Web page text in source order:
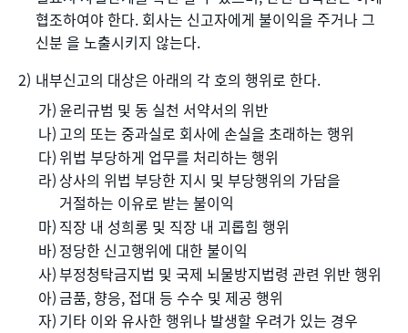
협조하여야 한다. 회사는 신고자에게 불이익을 주거나 그
신분 을 노출시키지 않는다.
내부신고의 대상은 아래의 각 호의 행위로 한다.
윤리규범 및 동 실천 서약서의 위반
고의 또는 중과실로 회사에 손실을 초래하는 행위
위법 부당하게 업무를 처리하는 행위
상사의 위법 부당한 지시 및 부당행위의 가담을
거절하는 이유로 받는 불이익
직장 내 성희롱 및 직장 내 괴롭힘 행위
정당한 신고행위에 대한 불이익
부정청탁금지법 및 국제 뇌물방지법령 관련 위반 행위
금품, 향응, 접대 등 수수 및 제공 행위
기타 이와 유사한 행위나 발생할 우려가 있는 경우